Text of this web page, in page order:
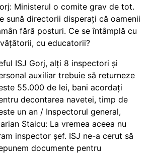
Ministerul o comite grav de tot.
sună directorii disperați că oamenii
fără posturi. Ce se întâmplă cu
cu educatorii?
ISJ Gorj, alți 8 inspectori și
auxiliar trebuie să returneze
55.000 de lei, bani acordați
decontarea navetei, timp de
un an / Inspectorul general,
Staicu: La vremea aceea nu
inspector șef. ISJ ne-a cerut să
documente pentru